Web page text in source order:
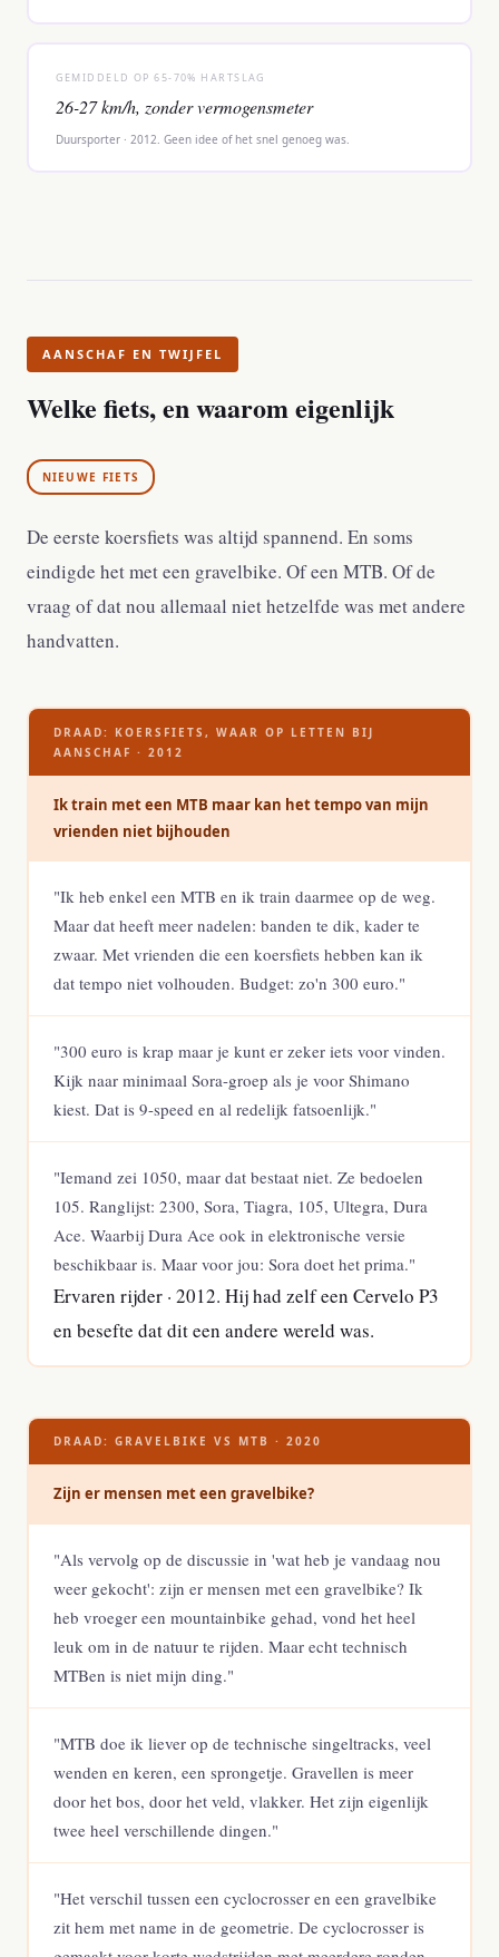
GEMIDDELD OP 65-70% HARTSLAG
26-27 km/h, zonder vermogensmeter
Duursporter · 2012. Geen idee of het snel genoeg was.
AANSCHAF EN TWIJFEL
Welke fiets, en waarom eigenlijk
NIEUWE FIETS
De eerste koersfiets was altijd spannend. En soms
eindigde het met een gravelbike. Of een MTB. Of de
vraag of dat nou allemaal niet hetzelfde was met andere
handvatten.
DRAAD: KOERSFIETS, WAAR OP LETTEN BIJ
AANSCHAF · 2012
Ik train met een MTB maar kan het tempo van mijn
vrienden niet bijhouden
"Ik heb enkel een MTB en ik train daarmee op de weg.
Maar dat heeft meer nadelen: banden te dik, kader te
zwaar. Met vrienden die een koersfiets hebben kan ik
dat tempo niet volhouden. Budget: zo'n 300 euro."
"300 euro is krap maar je kunt er zeker iets voor vinden.
Kijk naar minimaal Sora-groep als je voor Shimano
kiest. Dat is 9-speed en al redelijk fatsoenlijk."
"Iemand zei 1050, maar dat bestaat niet. Ze bedoelen
105. Ranglijst: 2300, Sora, Tiagra, 105, Ultegra, Dura
Ace. Waarbij Dura Ace ook in elektronische versie
beschikbaar is. Maar voor jou: Sora doet het prima."
Ervaren rijder · 2012. Hij had zelf een Cervelo P3
en besefte dat dit een andere wereld was.
DRAAD: GRAVELBIKE VS MTB · 2020
Zijn er mensen met een gravelbike?
"Als vervolg op de discussie in 'wat heb je vandaag nou
weer gekocht': zijn er mensen met een gravelbike? Ik
heb vroeger een mountainbike gehad, vond het heel
leuk om in de natuur te rijden. Maar echt technisch
MTBen is niet mijn ding."
"MTB doe ik liever op de technische singeltracks, veel
wenden en keren, een sprongetje. Gravellen is meer
door het bos, door het veld, vlakker. Het zijn eigenlijk
twee heel verschillende dingen."
"Het verschil tussen een cyclocrosser en een gravelbike
zit hem met name in de geometrie. De cyclocrosser is